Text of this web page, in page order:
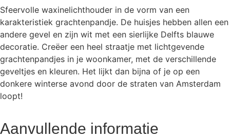
Sfeervolle waxinelichthouder in de vorm van een
karakteristiek grachtenpandje. De huisjes hebben allen een
andere gevel en zijn wit met een sierlijke Delfts blauwe
decoratie. Creëer een heel straatje met lichtgevende
grachtenpandjes in je woonkamer, met de verschillende
geveltjes en kleuren. Het lijkt dan bijna of je op een
donkere winterse avond door de straten van Amsterdam
loopt!
Aanvullende informatie